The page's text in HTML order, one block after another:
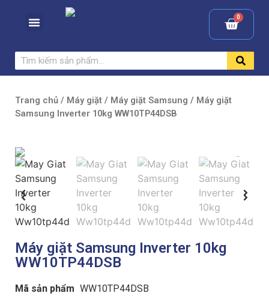
Trang chủ / Máy giặt / Máy giặt Samsung / Máy giặt
Samsung Inverter 10kg WW10TP44DSB
Máy giặt Samsung Inverter 10kg
WW10TP44DSB
Mã sản phẩm WW10TP44DSB